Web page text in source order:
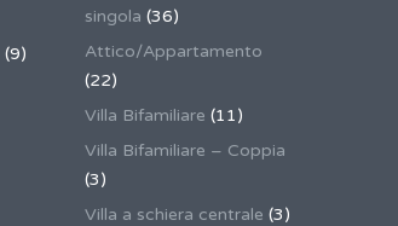
(9)
singola (36)
Attico/Appartamento
(22)
Villa Bifamiliare (11)
Villa Bifamiliare – Coppia
(3)
Villa a schiera centrale (3)